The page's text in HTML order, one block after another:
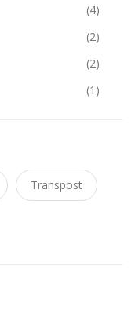
(4)
(2)
(2)
(1)
Transpost